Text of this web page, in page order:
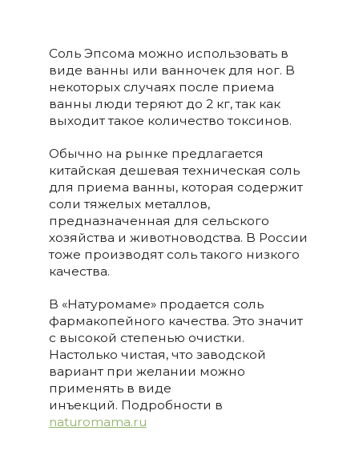
Соль Эпсома можно использовать в
виде ванны или ванночек для ног. В
некоторых случаях после приема
ванны люди теряют до 2 кг, так как
выходит такое количество токсинов.
Обычно на рынке предлагается
китайская дешевая техническая соль
для приема ванны, которая содержит
соли тяжелых металлов,
предназначенная для сельского
хозяйства и животноводства. В России
тоже производят соль такого низкого
качества.
В «Натуромаме» продается соль
фармакопейного качества. Это значит
с высокой степенью очистки.
Настолько чистая, что заводской
вариант при желании можно
применять в виде
инъекций. Подробности в
naturomamа.ru